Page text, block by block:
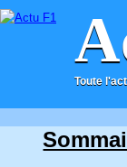
Toute
ACCUEIL CONTACT